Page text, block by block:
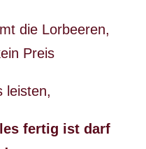
die Lorbeeren,
Preis
leisten,
fertig ist darf